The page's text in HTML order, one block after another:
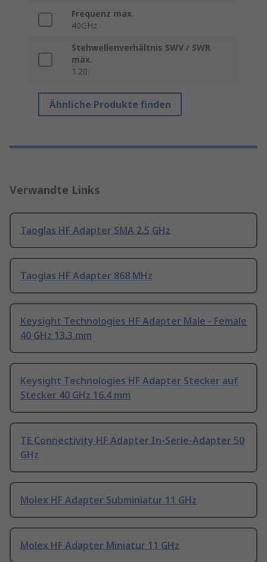
Frequenz max.
40GHz
Stehwellenverhältnis SWV / SWR
max.
1.20
Ähnliche Produkte finden
Verwandte Links
Taoglas HF Adapter SMA 2.5 GHz
Taoglas HF Adapter 868 MHz
Keysight Technologies HF Adapter Male - Female
40 GHz 13.3 mm
Keysight Technologies HF Adapter Stecker auf
Stecker 40 GHz 16.4 mm
TE Connectivity HF Adapter In-Serie-Adapter 50
GHz
Molex HF Adapter Subminiatur 11 GHz
Molex HF Adapter Miniatur 11 GHz